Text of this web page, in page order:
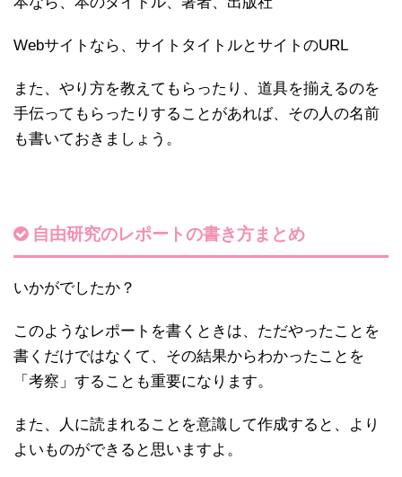
Webサイトなら、サイトタイトルとサイトのURL
また、やり方を教えてもらったり、道具を揃えるのを
手伝ってもらったりすることがあれば、その人の名前
も書いておきましょう。
自由研究のレポートの書き方まとめ
いかがでしたか？
このようなレポートを書くときは、ただやったことを
書くだけではなくて、その結果からわかったことを
「考察」することも重要になります。
また、人に読まれることを意識して作成すると、より
よいものができると思いますよ。